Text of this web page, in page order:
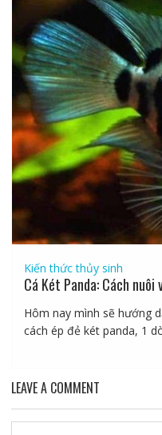
Kiến thức thủy sinh
Cá Két Panda: Cách nuôi
Hôm nay mình sẽ hướng
cách ép đẻ két panda, 1
LEAVE A COMMENT